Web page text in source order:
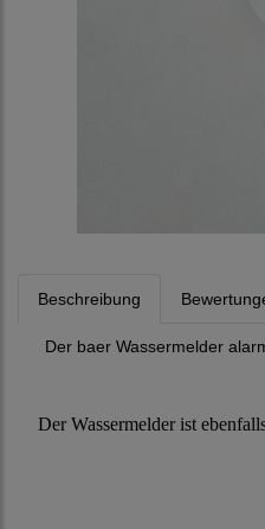
Beschreibung
Der baer Wassermelder
Der Wassermelder ist